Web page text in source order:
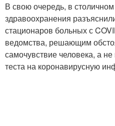
В свою очередь, в
здравоохранения
стационаров больных с
ведомства, решающим
самочувствие человека, а
теста на коронавирусную